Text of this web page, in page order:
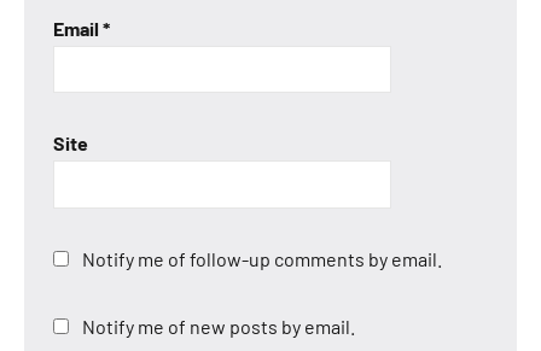
Email *
Site
Notify me of follow-up comments by email.
Notify me of new posts by email.